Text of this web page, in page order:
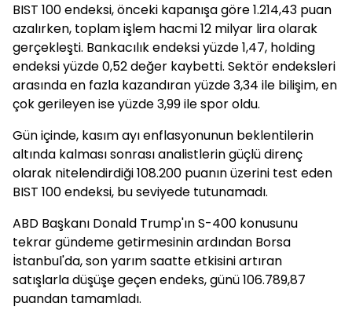
BIST 100 endeksi, önceki kapanışa göre 1.214,43 puan
azalırken, toplam işlem hacmi 12 milyar lira olarak
gerçekleşti. Bankacılık endeksi yüzde 1,47, holding
endeksi yüzde 0,52 değer kaybetti. Sektör endeksleri
arasında en fazla kazandıran yüzde 3,34 ile bilişim, en
çok gerileyen ise yüzde 3,99 ile spor oldu.
Gün içinde, kasım ayı enflasyonunun beklentilerin
altında kalması sonrası analistlerin güçlü direnç
olarak nitelendirdiği 108.200 puanın üzerini test eden
BIST 100 endeksi, bu seviyede tutunamadı.
ABD Başkanı Donald Trump'ın S-400 konusunu
tekrar gündeme getirmesinin ardından Borsa
İstanbul'da, son yarım saatte etkisini artıran
satışlarla düşüşe geçen endeks, günü 106.789,87
puandan tamamladı.